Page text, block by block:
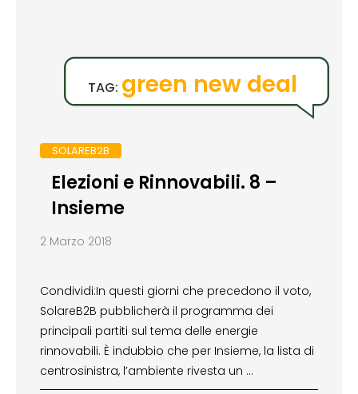
TAG: green new deal
SOLAREB2B
Elezioni e Rinnovabili. 8 –
Insieme
2 Marzo 2018
Condividi:In questi giorni che precedono il voto,
SolareB2B pubblicherà il programma dei
principali partiti sul tema delle energie
rinnovabili. È indubbio che per Insieme, la lista di
centrosinistra, l’ambiente rivesta un …